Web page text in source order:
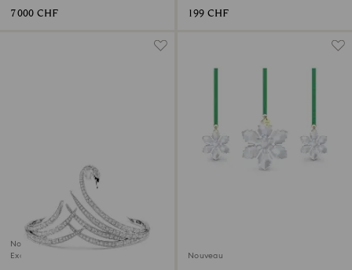
7 000 CHF 199 CHF
Nouveau
Exclusivité en ligne
Nouveau